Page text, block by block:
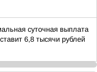
суточная выплата
6,8 тысячи рублей